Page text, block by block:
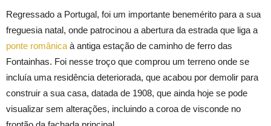
Regressado a Portugal, foi um importante benemérito para a sua
freguesia natal, onde patrocinou a abertura da estrada que liga a
ponte românica à antiga estação de caminho de ferro das
Fontainhas. Foi nesse troço que comprou um terreno onde se
incluía uma residência deteriorada, que acabou por demolir para
construir a sua casa, datada de 1908, que ainda hoje se pode
visualizar sem alterações, incluindo a coroa de visconde no